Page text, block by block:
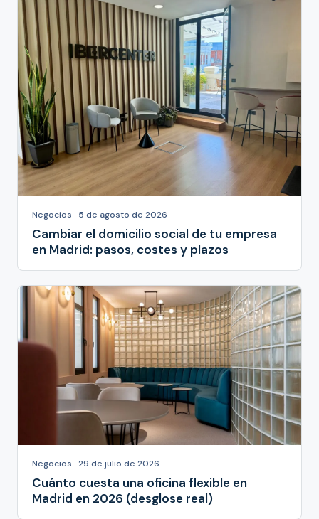
Negocios · 5 de agosto de 2026
Cambiar el domicilio social de tu empresa
en Madrid: pasos, costes y plazos
Negocios · 29 de julio de 2026
Cuánto cuesta una oficina flexible en
Madrid en 2026 (desglose real)